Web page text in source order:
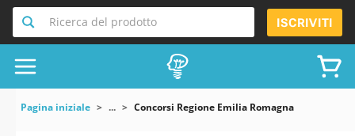
Ricerca del prodotto ISCRIVITI
Pagina iniziale ... Concorsi Regione Emilia Romagna